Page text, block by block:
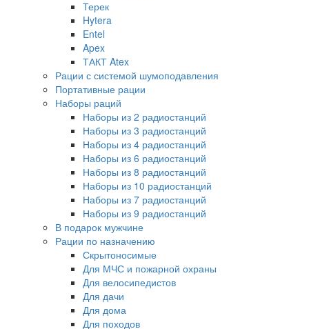
Терек
Hytera
Entel
Apex
ТАКТ Atex
Рации с системой шумоподавления
Портативные рации
Наборы раций
Наборы из 2 радиостанций
Наборы из 3 радиостанций
Наборы из 4 радиостанций
Наборы из 6 радиостанций
Наборы из 8 радиостанций
Наборы из 10 радиостанций
Наборы из 7 радиостанций
Наборы из 9 радиостанций
В подарок мужчине
Рации по назначению
Скрытоносимые
Для МЧС и пожарной охраны
Для велосипедистов
Для дачи
Для дома
Для походов